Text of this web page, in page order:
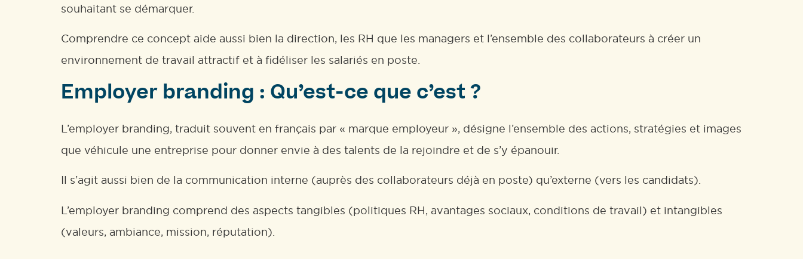
souhaitant se démarquer.
Comprendre ce concept aide aussi bien la direction, les RH que les managers et l’ensemble des collaborateurs à créer un
environnement de travail attractif et à fidéliser les salariés en poste.
Employer branding : Qu’est-ce que c’est ?
L’employer branding, traduit souvent en français par « marque employeur », désigne l’ensemble des actions, stratégies et images
que véhicule une entreprise pour donner envie à des talents de la rejoindre et de s’y épanouir.
Il s’agit aussi bien de la communication interne (auprès des collaborateurs déjà en poste) qu’externe (vers les candidats).
L’employer branding comprend des aspects tangibles (politiques RH, avantages sociaux, conditions de travail) et intangibles
(valeurs, ambiance, mission, réputation).